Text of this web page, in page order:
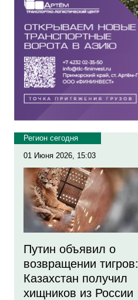
Регион сегодня
01 Июня 2026, 15:03
Путин объявил о
возвращении тигров:
Казахстан получил
хищников из России